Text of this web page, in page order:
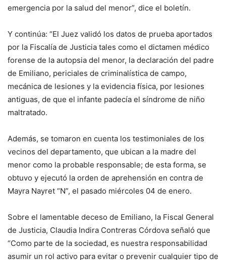
emergencia por la salud del menor”, dice el boletín.
Y continúa: “El Juez validó los datos de prueba aportados
por la Fiscalía de Justicia tales como el dictamen médico
forense de la autopsia del menor, la declaración del padre
de Emiliano, periciales de criminalística de campo,
mecánica de lesiones y la evidencia física, por lesiones
antiguas, de que el infante padecía el síndrome de niño
maltratado.
Además, se tomaron en cuenta los testimoniales de los
vecinos del departamento, que ubican a la madre del
menor como la probable responsable; de esta forma, se
obtuvo y ejecutó la orden de aprehensión en contra de
Mayra Nayret “N”, el pasado miércoles 04 de enero.
Sobre el lamentable deceso de Emiliano, la Fiscal General
de Justicia, Claudia Indira Contreras Córdova señaló que
“Como parte de la sociedad, es nuestra responsabilidad
asumir un rol activo para evitar o prevenir cualquier tipo de